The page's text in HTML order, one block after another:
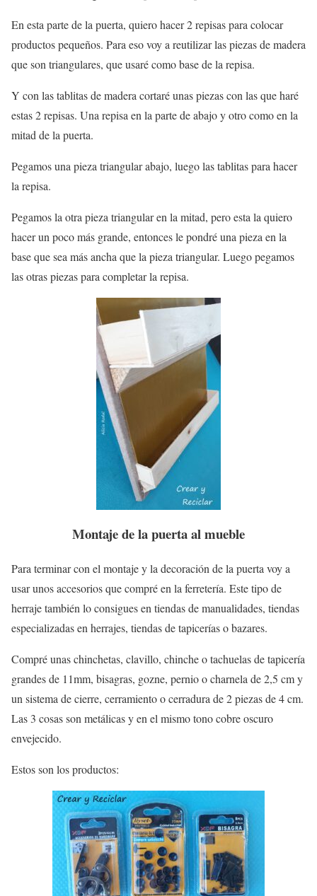
En esta parte de la puerta, quiero hacer 2 repisas para colocar
productos pequeños. Para eso voy a reutilizar las piezas de madera
que son triangulares, que usaré como base de la repisa.
Y con las tablitas de madera cortaré unas piezas con las que haré
estas 2 repisas. Una repisa en la parte de abajo y otro como en la
mitad de la puerta.
Pegamos una pieza triangular abajo, luego las tablitas para hacer
la repisa.
Pegamos la otra pieza triangular en la mitad, pero esta la quiero
hacer un poco más grande, entonces le pondré una pieza en la
base que sea más ancha que la pieza triangular. Luego pegamos
las otras piezas para completar la repisa.
Montaje de la puerta al mueble
Para terminar con el montaje y la decoración de la puerta voy a
usar unos accesorios que compré en la ferretería. Este tipo de
herraje también lo consigues en tiendas de manualidades, tiendas
especializadas en herrajes, tiendas de tapicerías o bazares.
Compré unas chinchetas, clavillo, chinche o tachuelas de tapicería
grandes de 11mm, bisagras, gozne, pernio o charnela de 2,5 cm y
un sistema de cierre, cerramiento o cerradura de 2 piezas de 4 cm.
Las 3 cosas son metálicas y en el mismo tono cobre oscuro
envejecido.
Estos son los productos: